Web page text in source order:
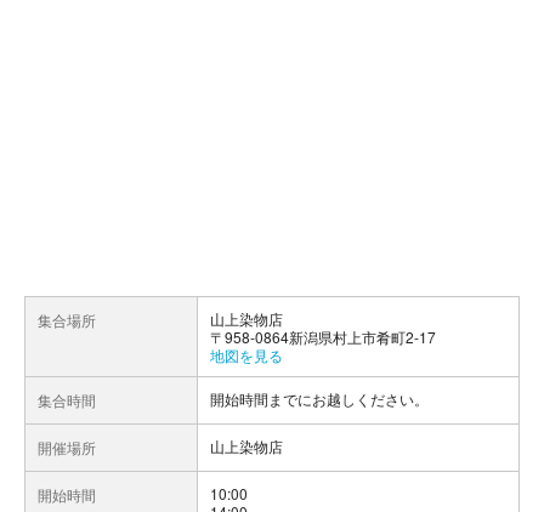
集合場所
山上染物店
〒958-0864新潟県村上市肴町2-17
地図を見る
集合時間 開始時間までにお越しください。
開催場所 山上染物店
開始時間
10:00